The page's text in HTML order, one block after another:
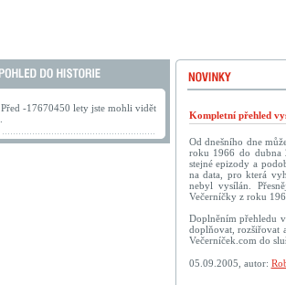
Před -17670450 lety jste mohli vidět
Kompletní přehled
Od dnešního dne
roku 1966 do dubna
stejné epizody a
na data, pro která
nebyl vysílán.
Večerníčky z roku
Doplněním přehledu
doplňovat, rozšiřovat
Večerníček.com do
05.09.2005, autor: